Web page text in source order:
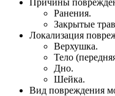
Ранения.
Закрытые
Локализация
Верхушка.
Тело
Дно.
Шейка.
Вид повреждения